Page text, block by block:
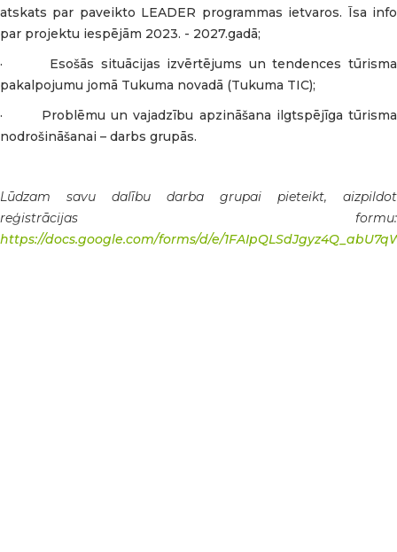
atskats par paveikto LEADER programmas ietvaros. Īsa info
par projektu iespējām 2023. - 2027.gadā;
· Esošās situācijas izvērtējums un tendences tūrisma
pakalpojumu jomā Tukuma novadā (Tukuma TIC);
· Problēmu un vajadzību apzināšana ilgtspējīga tūrisma
nodrošināšanai – darbs grupās.
Lūdzam savu dalību darba grupai pieteikt, aizpildot
reģistrācijas formu:
https://docs.google.com/forms/d/e/